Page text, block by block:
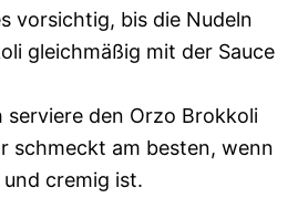
vorsichtig, bis die Nudeln
gleichmäßig mit der Sauce
serviere den Orzo Brokkoli
schmeckt am besten, wenn
cremig ist.